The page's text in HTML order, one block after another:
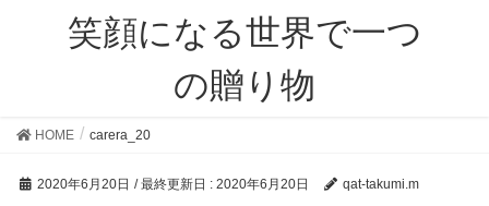
笑顔になる世界で一つ
の贈り物
HOME carera_20
2020年6月20日 / 最終更新日 : 2020年6月20日 qat-takumi.m